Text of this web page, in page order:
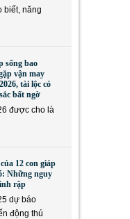
biết, năng
sống bao
vận may
tài lộc có
bất ngờ
được cho là
12 con giáp
Những nguy
rập
dự báo
động thú